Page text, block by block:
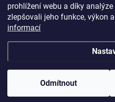
prohlížení webu a díky
zlepšovali jeho funkce, výkon
informací
Odmítnout
Vložením e-mailové adresy
údajů v souladu seZásadami
Přihlásit se
nastavení